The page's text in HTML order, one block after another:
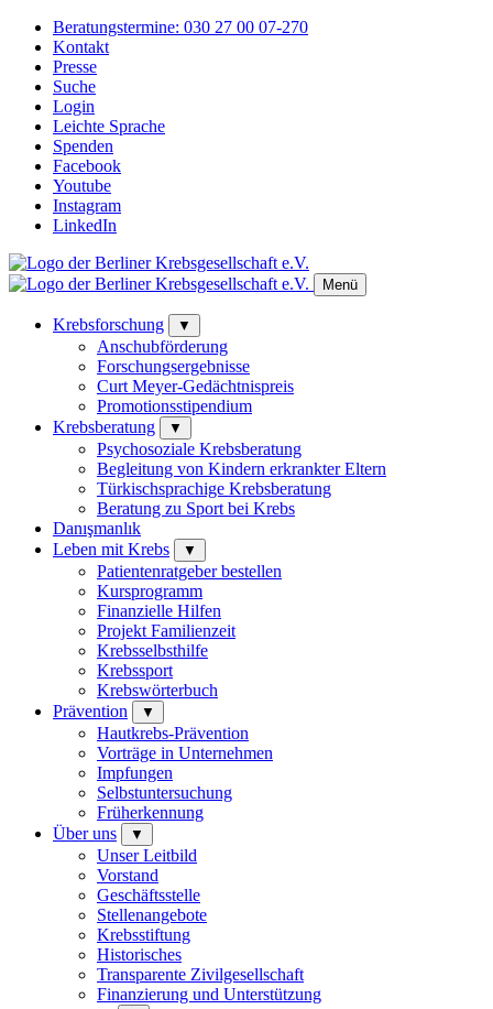
Beratungstermine: 030 27 00 07-270
Kontakt
Presse
Suche
Login
Leichte Sprache
Spenden
Facebook
Youtube
Instagram
LinkedIn
Menü
Krebsforschung ▼
Anschubförderung
Forschungsergebnisse
Curt Meyer-Gedächtnispreis
Promotionsstipendium
Krebsberatung
▼
Psychosoziale Krebsberatung
Begleitung von Kindern erkrankter Eltern
Türkischsprachige Krebsberatung
Beratung zu Sport bei Krebs
Danışmanlık
Leben mit Krebs
▼
Patientenratgeber bestellen
Kursprogramm
Finanzielle Hilfen
Projekt Familienzeit
Krebsselbsthilfe
Krebssport
Krebswörterbuch
Prävention
▼
Hautkrebs-Prävention
Vorträge in Unternehmen
Impfungen
Selbstuntersuchung
Früherkennung
Über uns
▼
Unser Leitbild
Vorstand
Geschäftsstelle
Stellenangebote
Krebsstiftung
Historisches
Transparente Zivilgesellschaft
Finanzierung und Unterstützung